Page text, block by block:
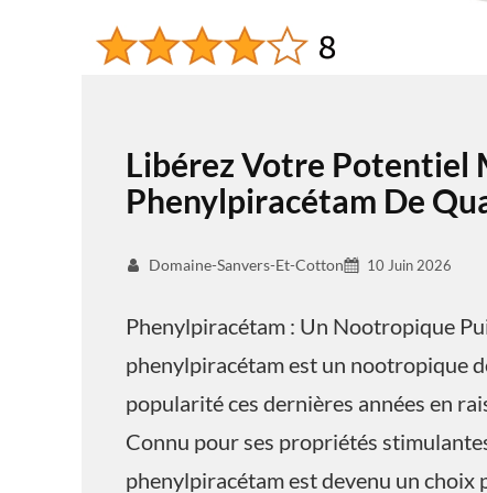
Libérez Votre Potentiel
Phenylpiracétam De
Domaine-Sanvers-Et-Cotton 10 Juin 2026
Phenylpiracétam : Un Nootropique
phenylpiracétam est un nootropique
popularité ces dernières années en
Connu pour ses propriétés
phenylpiracétam est devenu un